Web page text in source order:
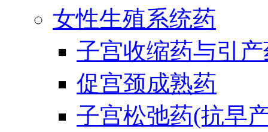
女性生殖系统药
子宫收缩药与引
促宫颈成熟药
子宫松弛药(抗早